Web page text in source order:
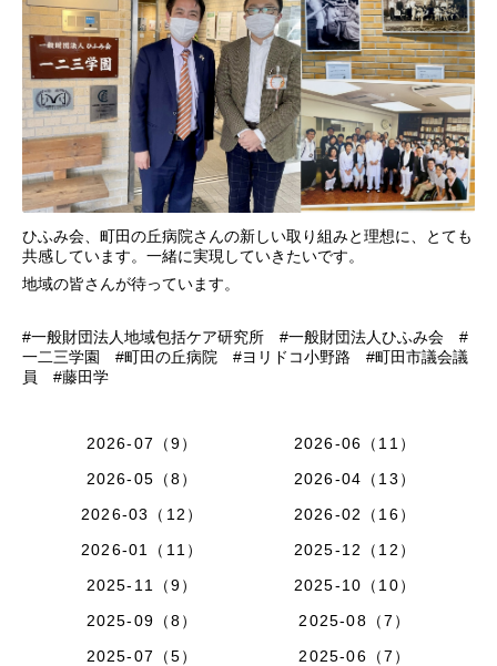
ひふみ会、町田の丘病院さんの新しい取り組みと理想に、とても
共感しています。一緒に実現していきたいです。
地域の皆さんが待っています。
#一般財団法人地域包括ケア研究所 #一般財団法人ひふみ会 #
一二三学園 #町田の丘病院 #ヨリドコ小野路 #町田市議会議
員 #藤田学
2026-07（9）
2026-06（11）
2026-05（8）
2026-04（13）
2026-03（12）
2026-02（16）
2026-01（11）
2025-12（12）
2025-11（9）
2025-10（10）
2025-09（8）
2025-08（7）
2025-07（5）
2025-06（7）